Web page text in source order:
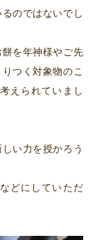
のではないでし
を年神様やご先
つく対象物のこ
えられていまし
い力を授かろう
どにしていただ